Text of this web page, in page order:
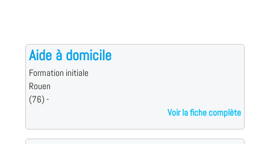
Aide à domicile
Formation initiale
Rouen
(76) -
Voir la fiche complète